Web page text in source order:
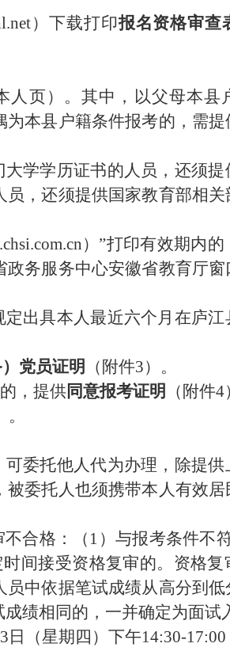
） 下载打印报名资格审查
人页）。其中，以父母本县
本县户籍条件报考的，需提
学学历证书的人员，还须
，还须提供国家教育部相
） ”打印有效期内的
务服务中心安徽省教育厅窗
出具本人最近六个月 在庐江
党员证明 （附件3）。
，提供同意报考证明 （附件4
。
委托他人代为办理，除提供
委托人也须携带本人有效居
合格： （ 1 ） 与报考条件不
间接受资格复审的。资格复
中依据笔试成绩从高分到低
绩相同的，一并确定为面试
日（星期四 ） 下午14:30-17:00